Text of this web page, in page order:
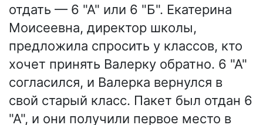
отдать — 6 "А" или 6 "Б". Екатерина
Моисеевна, директор школы,
предложила спросить у классов, кто
хочет принять Валерку обратно. 6 "А"
согласился, и Валерка вернулся в
свой старый класс. Пакет был отдан 6
"А", и они получили первое место в